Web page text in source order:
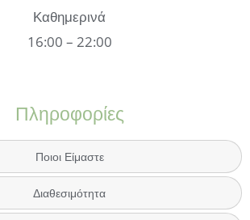
Καθημερινά
16:00 – 22:00
Πληροφορίες
Ποιοι Είμαστε
Διαθεσιμότητα